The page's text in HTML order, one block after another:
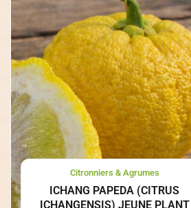
Citronniers & Agrumes
ICHANG PAPEDA (CITRUS
ICHANGENSIS) JEUNE PLANT